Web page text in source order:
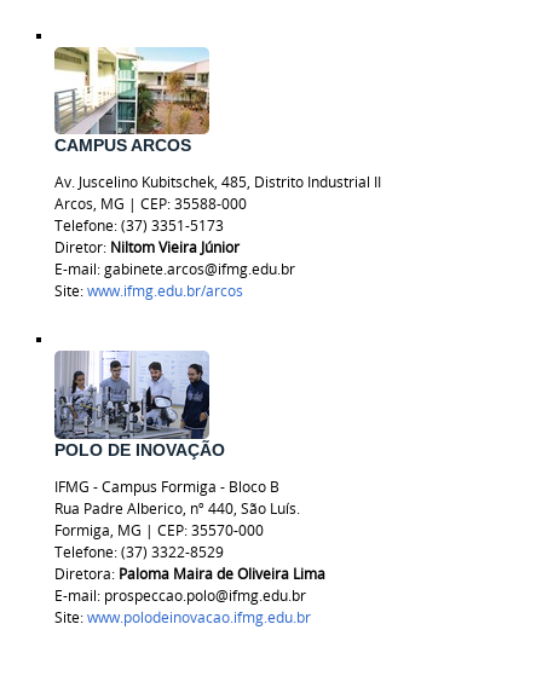
CAMPUS ARCOS
Av. Juscelino Kubitschek, 485, Distrito Industrial II
Arcos, MG | CEP: 35588-000
Telefone: (37) 3351-5173
Diretor: Niltom Vieira Júnior
E-mail: gabinete.arcos@ifmg.edu.br
Site:www.ifmg.edu.br/arcos
POLO DE INOVAÇÃO
IFMG - Campus Formiga - Bloco B
Rua Padre Alberico, nº 440, São Luís.
Formiga, MG | CEP: 35570-000
Telefone: (37) 3322-8529
Diretora: Paloma Maira de Oliveira Lima
E-mail: prospeccao.polo@ifmg.edu.br
Site:www.polodeinovacao.ifmg.edu.br